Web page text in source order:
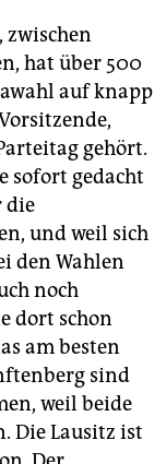
zwischen
hat über 500
auf knapp
gehört.
sofort gedacht
die
und weil sich
den Wahlen
noch
dort schon
am besten
sind
weil beide
Die Lausitz ist